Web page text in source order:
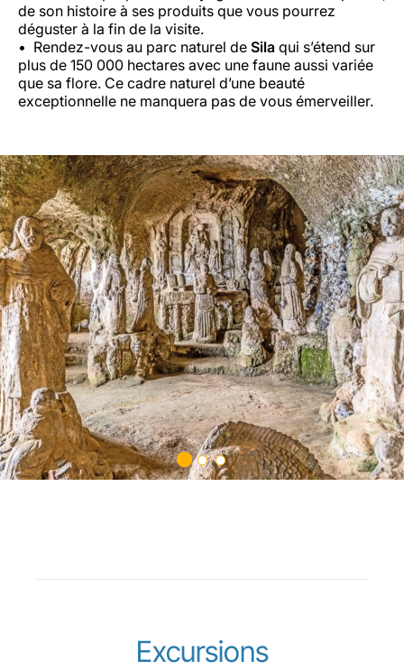
de son histoire à ses produits que vous pourrez
déguster à la fin de la visite.
Rendez-vous au parc naturel de Sila qui s’étend sur
plus de 150 000 hectares avec une faune aussi variée
que sa flore. Ce cadre naturel d’une beauté
exceptionnelle ne manquera pas de vous émerveiller.
Excursions